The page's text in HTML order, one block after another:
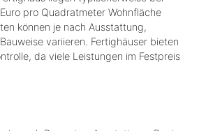
pro Quadratmeter Wohnfläche
können je nach Ausstattung,
variieren. Fertighäuser bieten
da viele Leistungen im Festpreis